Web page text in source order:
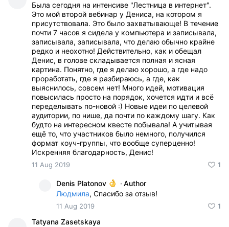
Была сегодня на интенсиве "Лестница в интернет".
Это мой второй вебинар у Дениса, на котором я
присутствовала. Это было захватывающе! В течение
почти 7 часов я сидела у компьютера и записывала,
записывала, записывала, что делаю обычно крайне
редко и неохотно! Действительно, как и обещал
Денис, в голове складывается полная и ясная
картина. Понятно, где я делаю хорошо, а где надо
проработать, где я разбираюсь, а где, как
выяснилось, совсем нет! Много идей, мотивация
повысилась просто на порядок, хочется идти и всё
переделывать по-новой :) Новые идеи по целевой
аудитории, по нише, да почти по каждому шагу. Как
будто на интересном квесте побывала! А учитывая
ещё то, что участников было немного, получился
формат коуч-группы, что вообще суперценно!
Искренняя благодарность, Денис!
11 Aug 2019 1
Denis Platonov · Author
Людмила, Спасибо за отзыв!
11 Aug 2019 1
Tatyana Zasetskaya